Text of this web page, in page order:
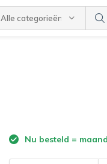
Alle categorieën
Nu besteld =